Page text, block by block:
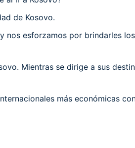
de Kosovo.
nos esforzamos por brindarles
Mientras se dirige a sus
más económicas